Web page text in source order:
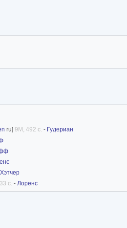
ru] 9M, 492 с. - Гудериан
Хэтчер
с. - Лоренс